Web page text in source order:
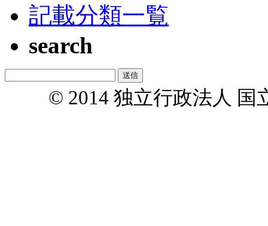
記載分類一覧
search
© 2014 独立行政法人 国